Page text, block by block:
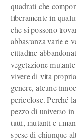
quadrati che
liberamente in
che si possono
abbastanza varie e
cittadine
vegetazione
vivere di vita
genere, alcune
pericolose. Perché
pezzo di universo
tutti, mutanti e
spese di chiunque